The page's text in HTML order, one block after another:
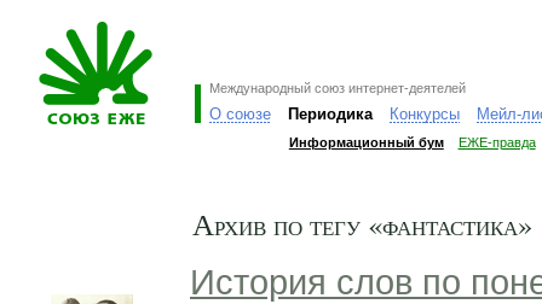
Международный союз интернет-деятелей
О союзе Периодика Конкурсы Мейл-
Информационный бум ЕЖЕ-правда
Архив по тегу «фантастика»
История слов по